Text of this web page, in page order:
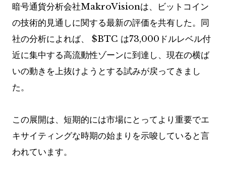
暗号通貨分析会社MakroVisionは、ビットコイン
の技術的見通しに関する最新の評価を共有した。同
社の分析によれば、 $BTC は73,000ドルレベル付
近に集中する高流動性ゾーンに到達し、現在の横ば
いの動きを上抜けようとする試みが戻ってきまし
た。
この展開は、短期的には市場にとってより重要でエ
キサイティングな時期の始まりを示唆していると言
われています。